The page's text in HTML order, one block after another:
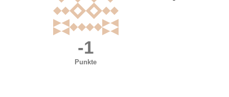
-1
Punkte